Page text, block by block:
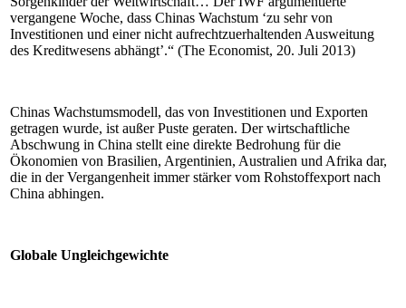
vergangene Woche, dass Chinas Wachstum ‘zu sehr von
Investitionen und einer nicht aufrechtzuerhaltenden Ausweitung
des Kreditwesens abhängt’.“ (The Economist, 20. Juli 2013)
Chinas Wachstumsmodell, das von Investitionen und Exporten
getragen wurde, ist außer Puste geraten. Der wirtschaftliche
Abschwung in China stellt eine direkte Bedrohung für die
Ökonomien von Brasilien, Argentinien, Australien und Afrika dar,
die in der Vergangenheit immer stärker vom Rohstoffexport nach
China abhingen.
Globale Ungleichgewichte